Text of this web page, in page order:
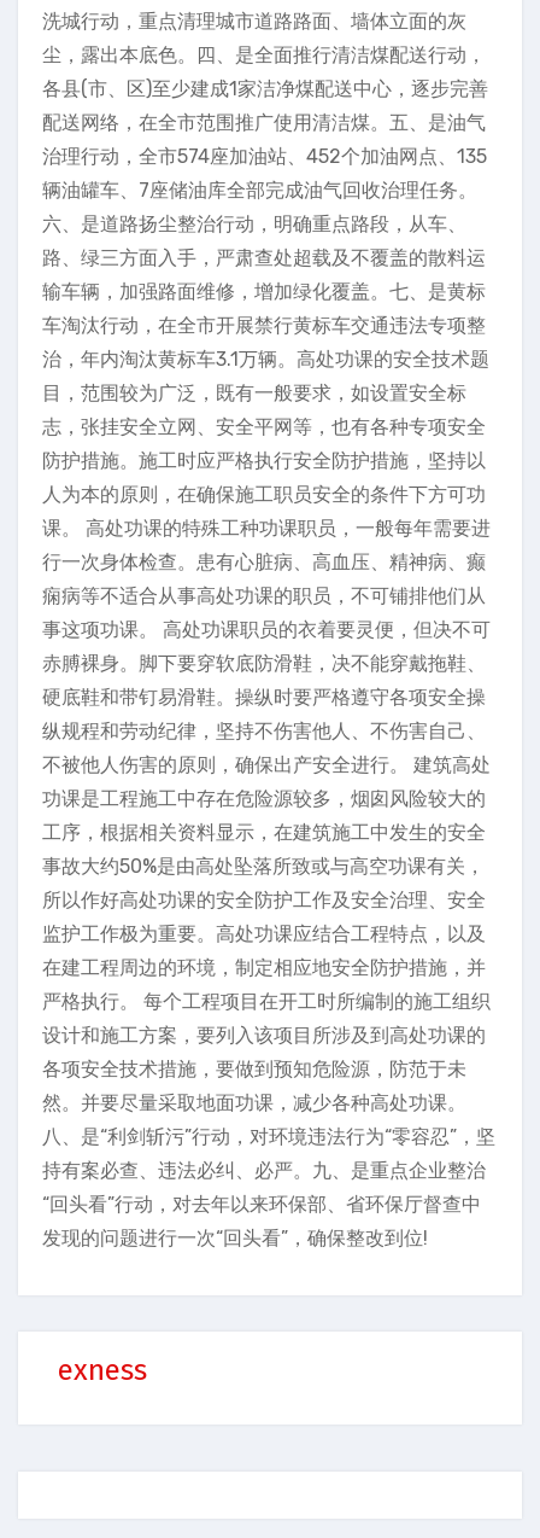
洗城行动，重点清理城市道路路面、墙体立面的灰
尘，露出本底色。四、是全面推行清洁煤配送行动，
各县(市、区)至少建成1家洁净煤配送中心，逐步完善
配送网络，在全市范围推广使用清洁煤。五、是油气
治理行动，全市574座加油站、452个加油网点、135
辆油罐车、7座储油库全部完成油气回收治理任务。
六、是道路扬尘整治行动，明确重点路段，从车、
路、绿三方面入手，严肃查处超载及不覆盖的散料运
输车辆，加强路面维修，增加绿化覆盖。七、是黄标
车淘汰行动，在全市开展禁行黄标车交通违法专项整
治，年内淘汰黄标车3.1万辆。高处功课的安全技术题
目，范围较为广泛，既有一般要求，如设置安全标
志，张挂安全立网、安全平网等，也有各种专项安全
防护措施。施工时应严格执行安全防护措施，坚持以
人为本的原则，在确保施工职员安全的条件下方可功
课。 高处功课的特殊工种功课职员，一般每年需要进
行一次身体检查。患有心脏病、高血压、精神病、癫
痫病等不适合从事高处功课的职员，不可铺排他们从
事这项功课。 高处功课职员的衣着要灵便，但决不可
赤膊裸身。脚下要穿软底防滑鞋，决不能穿戴拖鞋、
硬底鞋和带钉易滑鞋。操纵时要严格遵守各项安全操
纵规程和劳动纪律，坚持不伤害他人、不伤害自己、
不被他人伤害的原则，确保出产安全进行。 建筑高处
功课是工程施工中存在危险源较多，烟囱风险较大的
工序，根据相关资料显示，在建筑施工中发生的安全
事故大约50%是由高处坠落所致或与高空功课有关，
所以作好高处功课的安全防护工作及安全治理、安全
监护工作极为重要。高处功课应结合工程特点，以及
在建工程周边的环境，制定相应地安全防护措施，并
严格执行。 每个工程项目在开工时所编制的施工组织
设计和施工方案，要列入该项目所涉及到高处功课的
各项安全技术措施，要做到预知危险源，防范于未
然。并要尽量采取地面功课，减少各种高处功课。
八、是“利剑斩污”行动，对环境违法行为“零容忍”，坚
持有案必查、违法必纠、必严。九、是重点企业整治
“回头看”行动，对去年以来环保部、省环保厅督查中
发现的问题进行一次“回头看”，确保整改到位!
exness